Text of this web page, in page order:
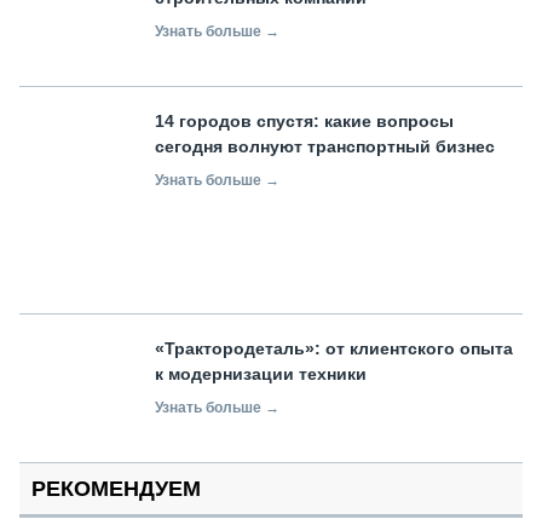
Узнать больше →
14 городов спустя: какие вопросы
сегодня волнуют транспортный бизнес
Узнать больше →
«Трактородеталь»: от клиентского опыта
к модернизации техники
Узнать больше →
РЕКОМЕНДУЕМ